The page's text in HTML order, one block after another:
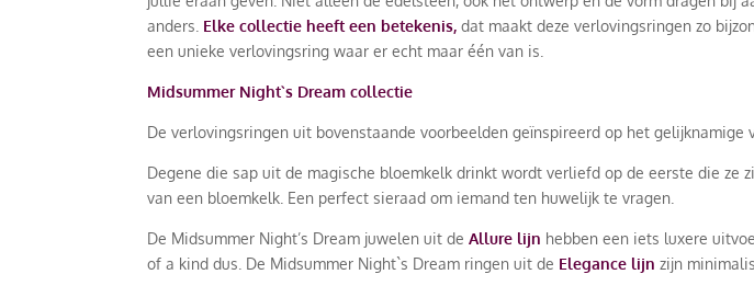
anders. Elke collectie heeft een betekenis, dat maakt deze verlovingsringen zo
een unieke verlovingsring waar er echt maar één van is.
Midsummer Night`s Dream collectie
De verlovingsringen uit bovenstaande voorbeelden geïnspireerd op het gelijknamige
Degene die sap uit de magische bloemkelk drinkt wordt verliefd op de eerste die
van een bloemkelk. Een perfect sieraad om iemand ten huwelijk te vragen.
De Midsummer Night’s Dream juwelen uit deAllure lijn hebben een iets luxere
of a kind dus. De Midsummer Night`s Dream ringen uit de Elegance lijn zijn